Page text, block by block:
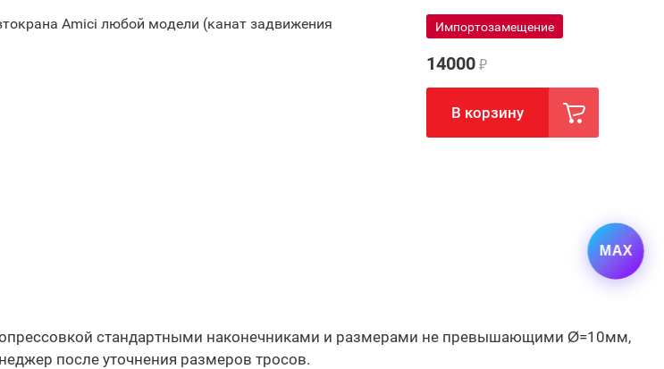
Amici любой модели (канат задвижения
Импортозамещение
14000 ₽
В корзину
опрессовкой стандартными наконечниками и размерами не превышающими Ø=10мм,
после уточнения размеров тросов.
MAX